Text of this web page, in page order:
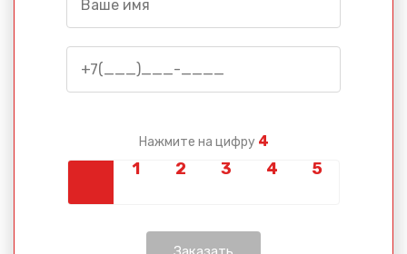
Нажмите на цифру 4